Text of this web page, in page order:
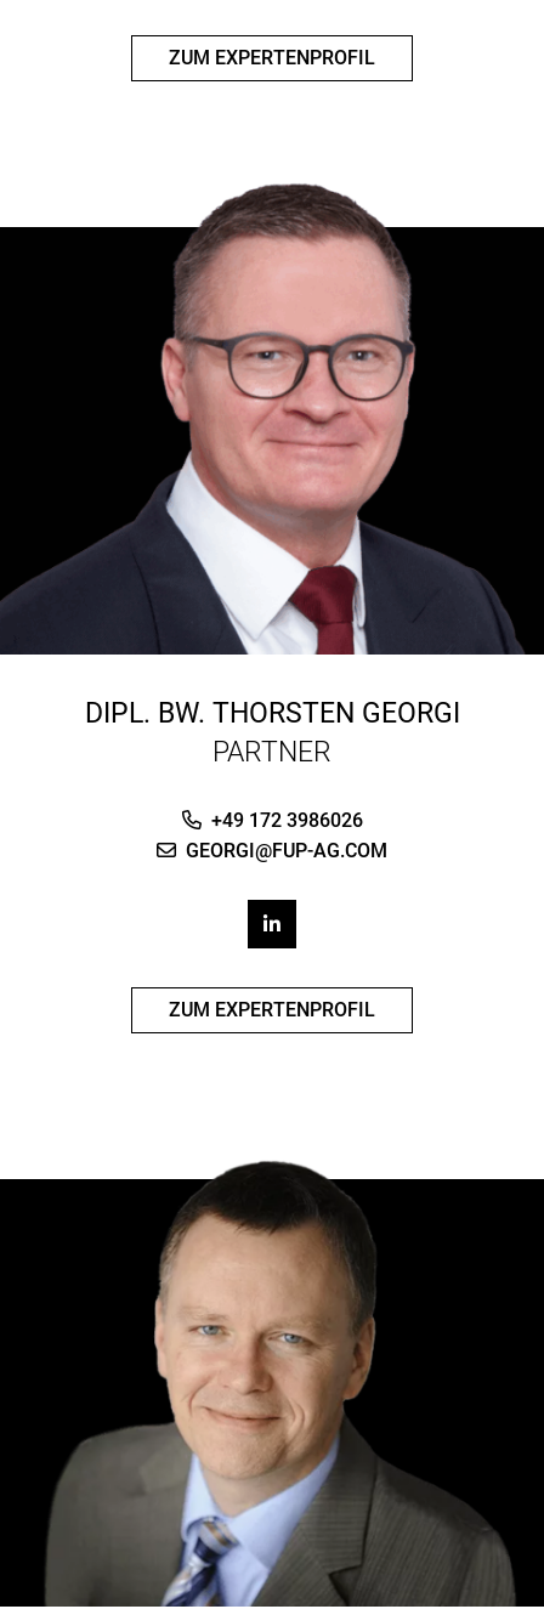
ZUM EXPERTENPROFIL
DIPL. BW. THORSTEN GEORGI
PARTNER
+49 172 3986026
GEORGI@FUP-AG.COM
ZUM EXPERTENPROFIL